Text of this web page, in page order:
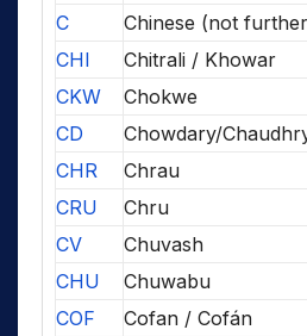
C
Chinese (not
CHI
Chitrali / Khowar
CKW
Chokwe
CD
Chowdary/
CHR
Chrau
CRU
Chru
CV
Chuvash
CHU
Chuwabu
COF
Cofan / Cofán